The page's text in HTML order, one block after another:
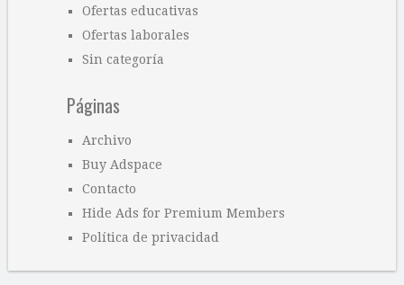
Ofertas educativas
Ofertas laborales
Sin categoría
Páginas
Archivo
Buy Adspace
Contacto
Hide Ads for Premium Members
Política de privacidad